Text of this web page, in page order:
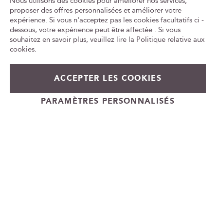
En rupture de stock
+
-
e
n
e
w
s
e
e
CONSOMMER AVEC MODÉRATION
Cadeauvin.fr - © Copyright 2024 - Tous droits réservés
proposer des offres personnalisées et améliorer votre
expérience. Si vous n'acceptez pas les cookies facultatifs ci -
dessous, votre expérience peut être affectée . Si vous
souhaitez en savoir plus, veuillez lire la Politique relative aux
cookies.
ACCEPTER LES COOKIES
PARAMÈTRES PERSONNALISÉS